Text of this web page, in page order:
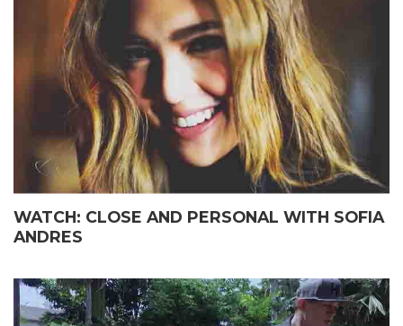
WATCH: CLOSE AND PERSONAL WITH SOFIA
ANDRES